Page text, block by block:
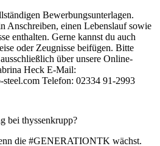
Bewerbungsunterlagen.
Anschreiben, einen Lebenslauf sowie
enthalten. Gerne kannst du auch
oder Zeugnisse beifügen. Bitte
über unsere Online-
Heck E-Mail:
Telefon: 02334 91-2993
bei thyssenkrupp?
die #GENERATIONTK wächst.